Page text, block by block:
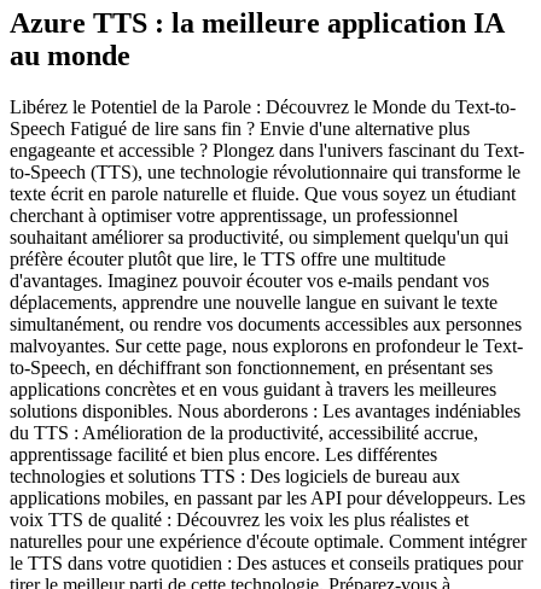
Azure TTS : la meilleure application IA
au monde
Libérez le Potentiel de la Parole : Découvrez le Monde du Text-to-
Speech Fatigué de lire sans fin ? Envie d'une alternative plus
engageante et accessible ? Plongez dans l'univers fascinant du Text-
to-Speech (TTS), une technologie révolutionnaire qui transforme le
texte écrit en parole naturelle et fluide. Que vous soyez un étudiant
cherchant à optimiser votre apprentissage, un professionnel
souhaitant améliorer sa productivité, ou simplement quelqu'un qui
préfère écouter plutôt que lire, le TTS offre une multitude
d'avantages. Imaginez pouvoir écouter vos e-mails pendant vos
déplacements, apprendre une nouvelle langue en suivant le texte
simultanément, ou rendre vos documents accessibles aux personnes
malvoyantes. Sur cette page, nous explorons en profondeur le Text-
to-Speech, en déchiffrant son fonctionnement, en présentant ses
applications concrètes et en vous guidant à travers les meilleures
solutions disponibles. Nous aborderons : Les avantages indéniables
du TTS : Amélioration de la productivité, accessibilité accrue,
apprentissage facilité et bien plus encore. Les différentes
technologies et solutions TTS : Des logiciels de bureau aux
applications mobiles, en passant par les API pour développeurs. Les
voix TTS de qualité : Découvrez les voix les plus réalistes et
naturelles pour une expérience d'écoute optimale. Comment intégrer
le TTS dans votre quotidien : Des astuces et conseils pratiques pour